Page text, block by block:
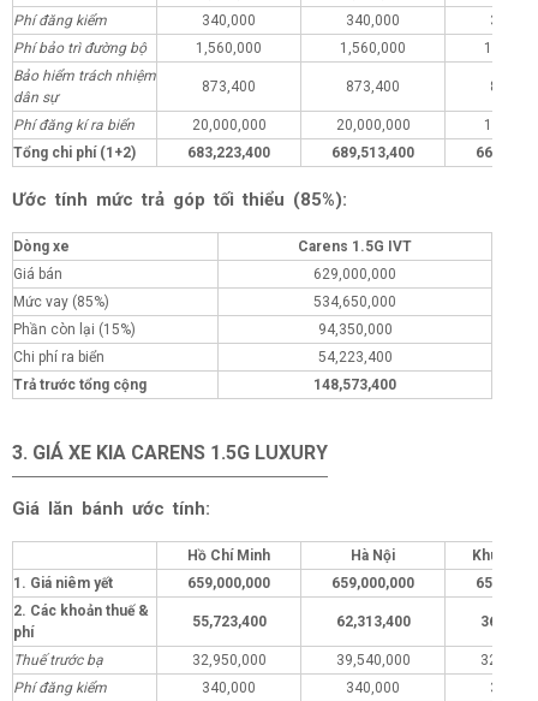
Phí đăng kiểm
340,000 340,000
Phí bảo trì đường bộ
1,560,000 1,560,000
Bảo hiểm trách nhiệm
dân sự
873,400 873,400
Phí đăng kí ra biển 20,000,000 20,000,000
Tổng chi phí (1+2)
683,223,400 689,513,400
Ước tính mức trả góp tối thiểu (85%):
Dòng xe
Carens 1.5G IVT
Giá bán
629,000,000
Mức vay (85%)
534,650,000
Phần còn lại (15%)
94,350,000
Chi phí ra biển
54,223,400
Trả trước tổng cộng
148,573,400
3. GIÁ XE KIA CARENS 1.5G LUXURY
Giá lăn bánh ước tính:
Hồ Chí Minh Hà Nội
Khu vực
1. Giá niêm yết
659,000,000 659,000,000
2. Các khoản thuế &
phí
55,723,400 62,313,400
Thuế trước bạ 32,950,000 39,540,000
Phí đăng kiểm
340,000 340,000